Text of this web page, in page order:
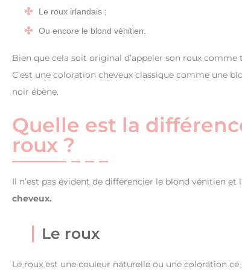
Le roux irlandais ;
Ou encore le blond vénitien.
Bien que cela soit original d’appeler son roux
C’est une coloration cheveux classique comme une
noir ébène.
Quelle est la
roux ?
Il n’est pas évident de différencier le blond vénitien
cheveux.
Le roux
Le roux est une couleur naturelle ou une coloration